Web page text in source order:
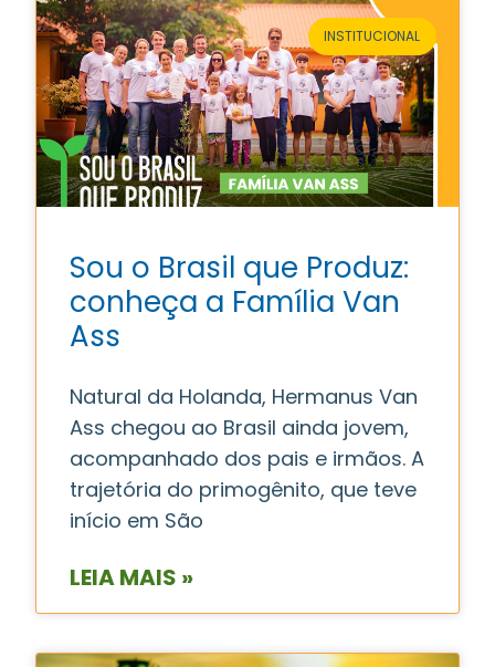
INSTITUCIONAL
Sou o Brasil que Produz:
conheça a Família Van
Ass
Natural da Holanda, Hermanus Van
Ass chegou ao Brasil ainda jovem,
acompanhado dos pais e irmãos. A
trajetória do primogênito, que teve
início em São
LEIA MAIS »